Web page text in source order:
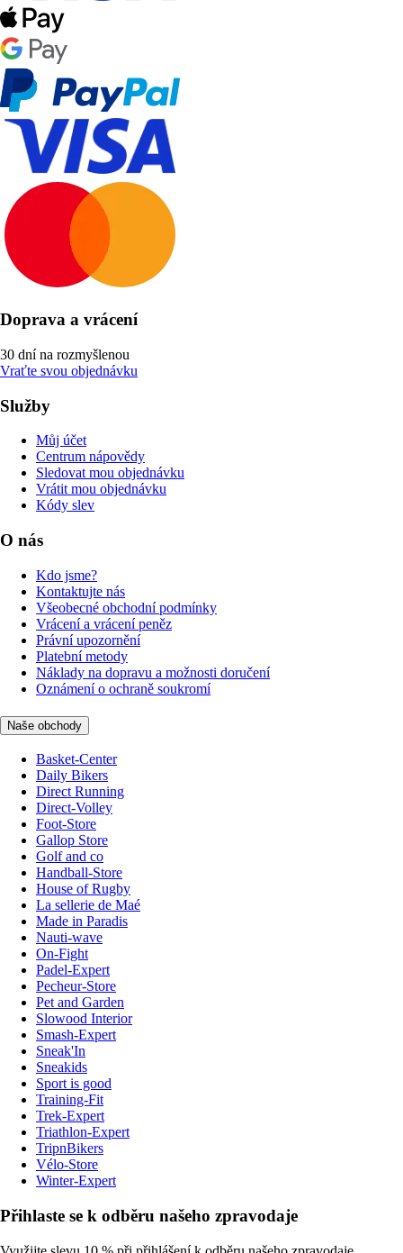
Doprava a vrácení
30 dní na rozmyšlenou
Vraťte svou objednávku
Služby
Můj účet
Centrum nápovědy
Sledovat mou objednávku
Vrátit mou objednávku
Kódy slev
O nás
Kdo jsme?
Kontaktujte nás
Všeobecné obchodní podmínky
Vrácení a vrácení peněz
Právní upozornění
Platební metody
Náklady na dopravu a možnosti doručení
Oznámení o ochraně soukromí
Naše obchody
Basket-Center
Daily Bikers
Direct Running
Direct-Volley
Foot-Store
Gallop Store
Golf and co
Handball-Store
House of Rugby
La sellerie de Maé
Made in Paradis
Nauti-wave
On-Fight
Padel-Expert
Pecheur-Store
Pet and Garden
Slowood Interior
Smash-Expert
Sneak'In
Sneakids
Sport is good
Training-Fit
Trek-Expert
Triathlon-Expert
TripnBikers
Vélo-Store
Winter-Expert
Přihlaste se k odběru našeho zpravodaje